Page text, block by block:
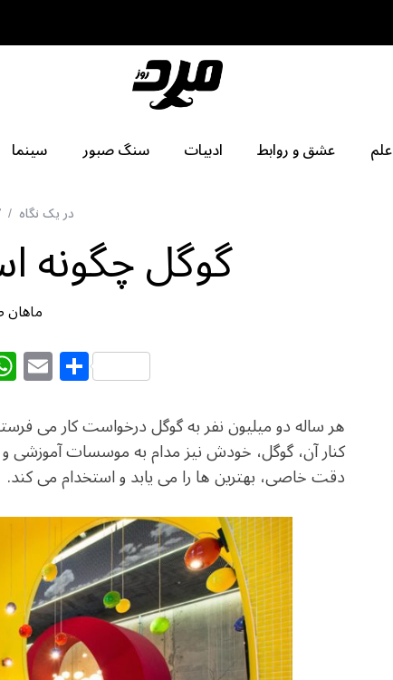
علم عشق و روابط ادبیات سنگ صبور سینما
در یک نگاه
گوگل چگونه
ماهان
W
h
at
s
A
p
E
m
ai
l
S
h
ar
e
هر ساله دو میلیون نفر به گوگل درخواست کار می
کنار آن، گوگل، خودش نیز مدام به موسسات
دقت خاصی، بهترین ها را می یابد و استخدام می کند.